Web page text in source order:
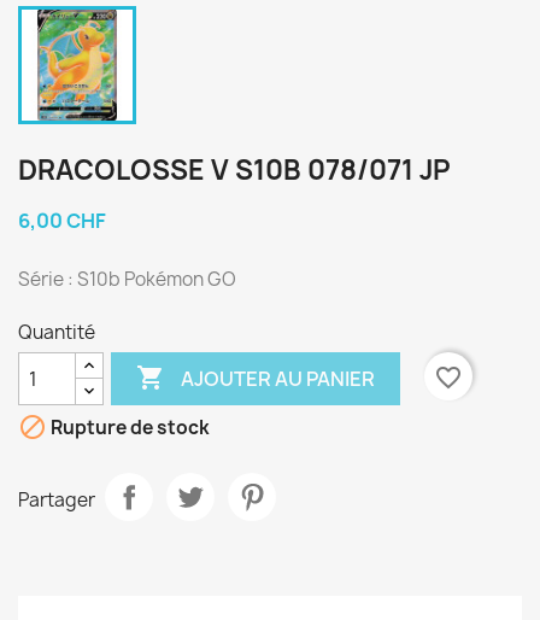
DRACOLOSSE V S10B 078/071 JP
6,00 CHF
Série : S10b Pokémon GO
Quantité
 AJOUTER AU PANIER
favorite_border
 Rupture de stock
Partager